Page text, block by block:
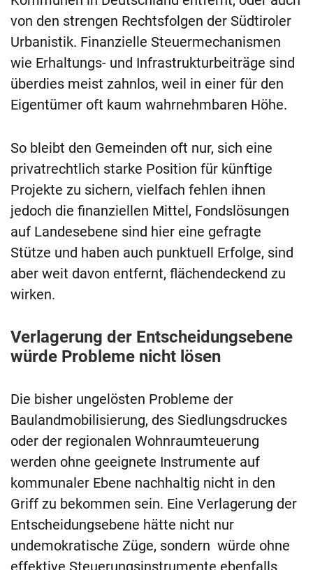
von den strengen Rechtsfolgen der Südtiroler
Urbanistik. Finanzielle Steuermechanismen
wie Erhaltungs- und Infrastrukturbeiträge sind
überdies meist zahnlos, weil in einer für den
Eigentümer oft kaum wahrnehmbaren Höhe.
So bleibt den Gemeinden oft nur, sich eine
privatrechtlich starke Position für künftige
Projekte zu sichern, vielfach fehlen ihnen
jedoch die finanziellen Mittel, Fondslösungen
auf Landesebene sind hier eine gefragte
Stütze und haben auch punktuell Erfolge, sind
aber weit davon entfernt, flächendeckend zu
wirken.
Verlagerung der Entscheidungsebene
würde Probleme nicht lösen
Die bisher ungelösten Probleme der
Baulandmobilisierung, des Siedlungsdruckes
oder der regionalen Wohnraumteuerung
werden ohne geeignete Instrumente auf
kommunaler Ebene nachhaltig nicht in den
Griff zu bekommen sein. Eine Verlagerung der
Entscheidungsebene hätte nicht nur
undemokratische Züge, sondern würde ohne
effektive Steuerungsinstrumente ebenfalls